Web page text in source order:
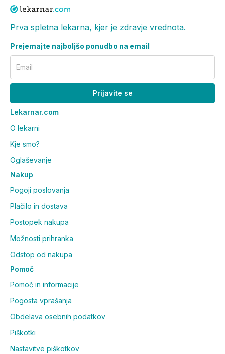
Prva spletna lekarna, kjer je zdravje vrednota.
Prejemajte najboljšo ponudbo na email
Email
Prijavite se
Lekarnar.com
O lekarni
Kje smo?
Oglaševanje
Nakup
Pogoji poslovanja
Plačilo in dostava
Postopek nakupa
Možnosti prihranka
Odstop od nakupa
Pomoč
Pomoč in informacije
Pogosta vprašanja
Obdelava osebnih podatkov
Piškotki
Nastavitve piškotkov